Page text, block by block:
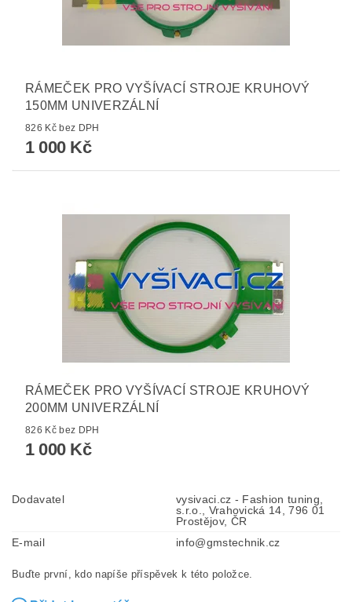
RÁMEČEK PRO VYŠÍVACÍ STROJE KRUHOVÝ
150MM UNIVERZÁLNÍ
826 Kč bez DPH
1 000 Kč
RÁMEČEK PRO VYŠÍVACÍ STROJE KRUHOVÝ
200MM UNIVERZÁLNÍ
826 Kč bez DPH
1 000 Kč
Dodavatel
vysivaci.cz - Fashion tuning,
s.r.o., Vrahovická 14, 796 01
Prostějov, ČR
E-mail
info@gmstechnik.cz
Buďte první, kdo napíše příspěvek k této položce.